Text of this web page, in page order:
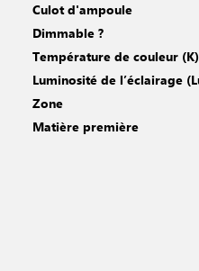
Culot d'ampoule
Dimmable ?
Température de couleur (K)
Luminosité de l’éclairage
Zone
Matière première